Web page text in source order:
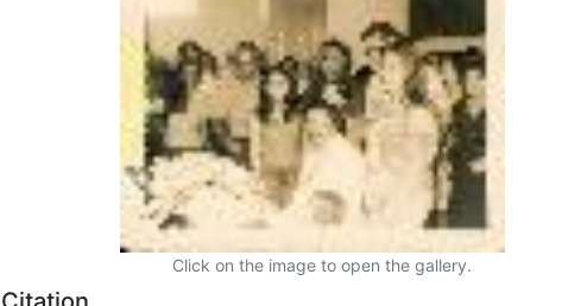
Click on the image to open the gallery.